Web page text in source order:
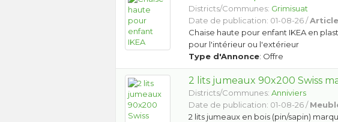
Districts/Communes: Grimisuat
Date de publication: 01-08-26 /
Chaise haute pour enfant IKEA en
pour l'intérieur ou l'extérieur
Type d'Annonce: Offre
2 lits jumeaux 90x200 Swiss
Districts/Communes:Anniviers
Date de publication: 01-08-26 /
2 lits jumeaux en bois (pin/sapin)